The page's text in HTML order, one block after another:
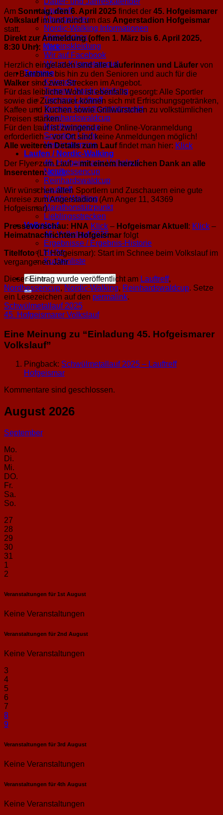
Lauftreff
Übungsleiter
Nordic-Walking Informationen
Historisches
Vereinskleidung
Wir auf Facebook
Wir im Kilometerspiel
Termine
Kalender
Termine Nordic-Walking
Termine Lauftreff
Termine Marathonstützpunkt
Reinhardswaldcup
Nordhessencup
Sonstige Läufe
Vereinstermine
Laufen / Nordic-Walking
46. Hofgeismarer Volkslauf
Nordhessencup
Reinhardswaldcup
Lauftreff
Nordic-Walking
Marathonstützpunkt
Lieblingsstrecken
Volkslauf
46. Volkslauf 2026
Ergebnisse / Ergebnis-Historie
Helfer
Kuchenliste
Am Sonntag, den 6. April 2025 findet der 45. Hofgeismarer
Volkslaufim und rund um das Angerstadion Hofgeismar
statt.
Direkt zur Anmeldung(offen 1. März bis 6. April 2025,
8:30 Uhr): Klick
Herzlich eingeladen sind alleLäuferinnen und Läufer von
den Bambinis bis hin zu den Senioren und auch für die
Walker sind zwei Strecken im Angebot.
Für das leibliche Wohl ist ebenfalls gesorgt: Alle Sportler
sowie die Zuschauer können sich mit Erfrischungsgetränken,
Kaffee und Kuchen sowie Grillwürstchen zu volkstümlichen
Preisen stärken.
Für den Lauf ist zwingend eine Online-Voranmeldung
erforderlich – vor Ort sind keine Anmeldungen möglich!
Alle weiteren Details zum Lauffindet man hier: Klick
Der Flyer zum Lauf– mit einem herzlichen Dank an alle
Inserenten: Klick
Wir wünschen allen Sportlern und Zuschauern eine gute
Anreise zum Angerstadion (Am Anger 11, 34369
Hofgeismar).
Pressevorschau: HNA Klick – Hofgeismar Aktuell : Klick –
Heimatnachrichten Hofgeismar folgt
Titelfoto(LT Hofgeismar): Start im Schnee beim Volkslauf im
vergangenen Jahr
Dieser Eintrag wurde veröffentlicht am Lauftreff,
Nordhessencup, Nordic-Walking, Reinhardswaldcup. Setze
ein Lesezeichen auf den permalink.
Schwülmetallauf 2025
45. Hofgeismarer Volkslauf
Eine Meinung zu “Einladung 45. Hofgeismarer
Volkslauf”
Pingback: Schwülmetallauf 2025 – Lauftreff
Hofgeismar
Kommentare sind geschlossen.
August 2026
September
Mo.
Di.
Mi.
DO.
Fr.
Sa.
So.
27
28
29
30
31
1
2
Veranstaltungen für 1st August
Keine Veranstaltungen
Veranstaltungen für 2nd August
Keine Veranstaltungen
3
4
5
6
7
8
9
Veranstaltungen für 3rd August
Keine Veranstaltungen
Veranstaltungen für 4th August
Keine Veranstaltungen